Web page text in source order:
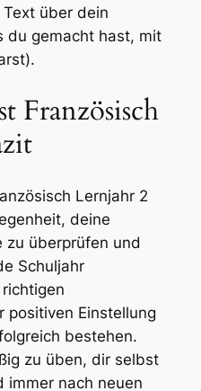
über dein
du gemacht hast, mit
Französisch
Lernjahr 2
deine
zu überprüfen und
Schuljahr
positiven Einstellung
bestehen.
zu üben, dir selbst
immer nach neuen